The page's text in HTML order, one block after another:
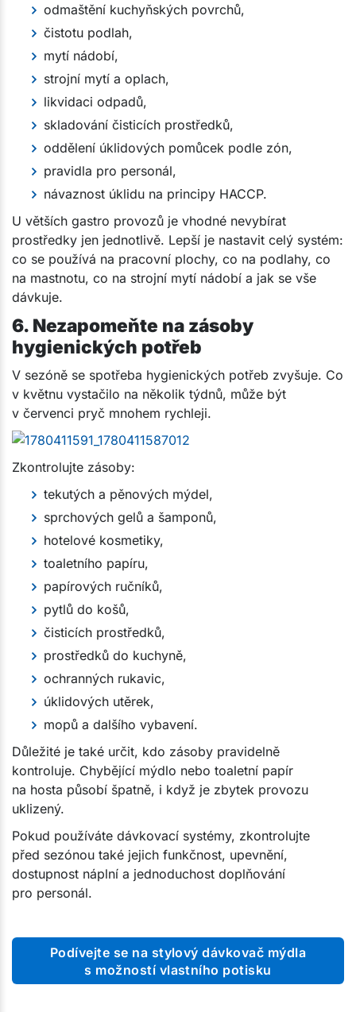
odmaštění kuchyňských povrchů,
čistotu podlah,
mytí nádobí,
strojní mytí a oplach,
likvidaci odpadů,
skladování čisticích prostředků,
oddělení úklidových pomůcek podle zón,
pravidla pro personál,
návaznost úklidu na principy HACCP.
U větších gastro provozů je vhodné nevybírat
prostředky jen jednotlivě. Lepší je nastavit celý systém:
co se používá na pracovní plochy, co na podlahy, co
na mastnotu, co na strojní mytí nádobí a jak se vše
dávkuje.
6. Nezapomeňte na zásoby
hygienických potřeb
V sezóně se spotřeba hygienických potřeb zvyšuje. Co
v květnu vystačilo na několik týdnů, může být
v červenci pryč mnohem rychleji.
Zkontrolujte zásoby:
tekutých a pěnových mýdel,
sprchových gelů a šamponů,
hotelové kosmetiky,
toaletního papíru,
papírových ručníků,
pytlů do košů,
čisticích prostředků,
prostředků do kuchyně,
ochranných rukavic,
úklidových utěrek,
mopů a dalšího vybavení.
Důležité je také určit, kdo zásoby pravidelně
kontroluje. Chybějící mýdlo nebo toaletní papír
na hosta působí špatně, i když je zbytek provozu
uklizený.
Pokud používáte dávkovací systémy, zkontrolujte
před sezónou také jejich funkčnost, upevnění,
dostupnost náplní a jednoduchost doplňování
pro personál.
Podívejte se na stylový dávkovač mýdla
s možností vlastního potisku